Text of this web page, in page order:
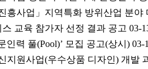
흥사업」지역특화 방위산업 분
교육 참가자 선정 결과 공고 03-
인력 풀(Pool)’ 모집 공고(상시) 03-
지원사업(우수상품 디자인) 개발